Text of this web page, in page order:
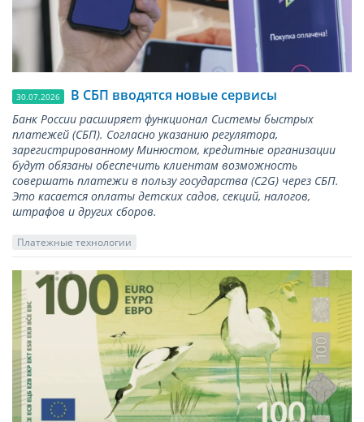
30.07.2026 В СБП вводятся новые сервисы
Банк России расширяет функционал Системы быстрых
платежей (СБП). Согласно указанию регулятора,
зарегистрированному Минюстом, кредитные организации
будут обязаны обеспечить клиентам возможность
совершать платежи в пользу государства (С2G) через СБП.
Это касается оплаты детских садов, секций, налогов,
штрафов и других сборов.
Платежные технологии